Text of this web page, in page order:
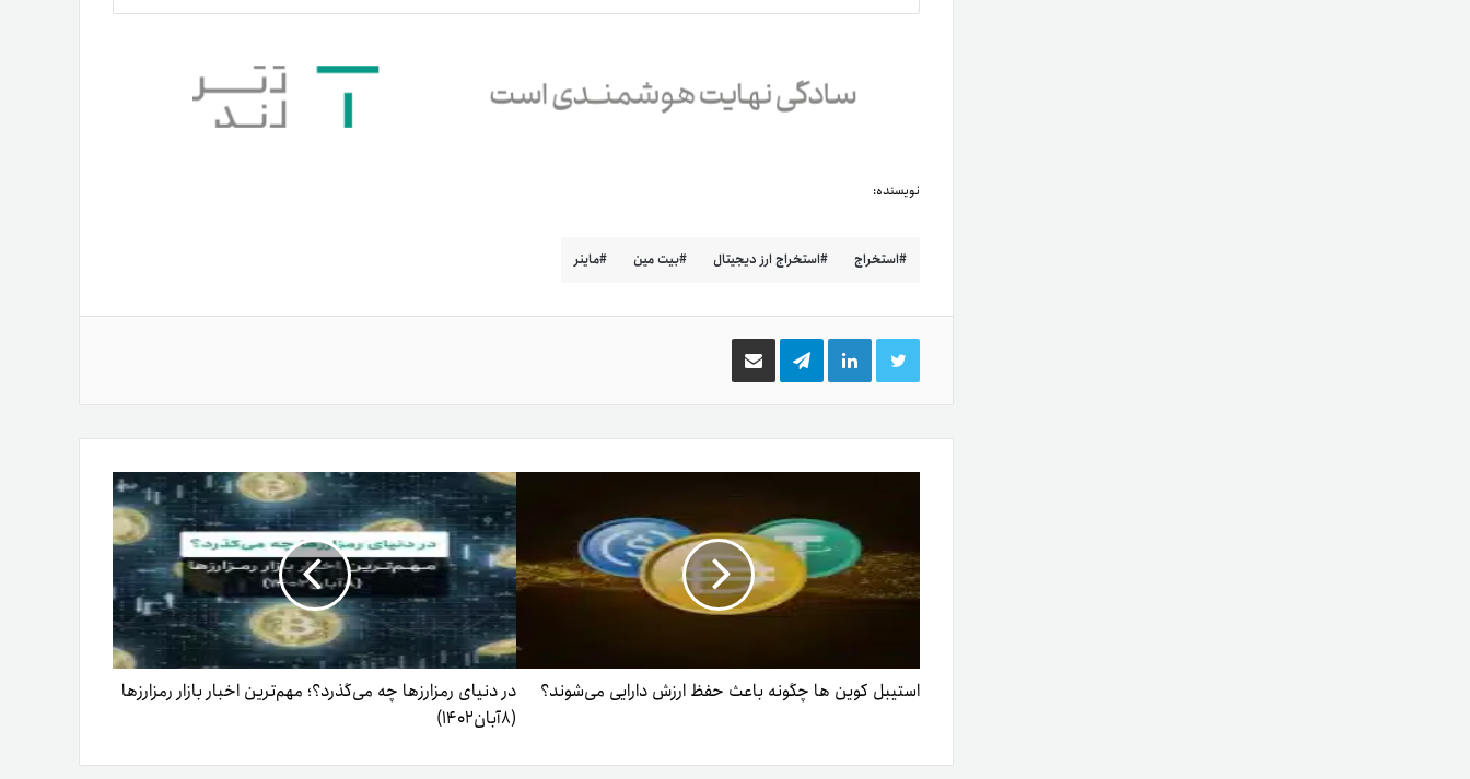
نویسنده:
استخراج استخراج ارز دیجیتال بیت مین ماینر
توییتر لینکدینتلگرام اشتراک
گذاری
ایمیل
استیبل کوین ها چگونه باعث حفظ ارزش دارایی می‌شوند؟
در دنیای رمزارزها چه می‌گذرد؟؛ مهم‌ترین اخبار بازار رمزارزها
(۸آبان‌۱۴۰۲)